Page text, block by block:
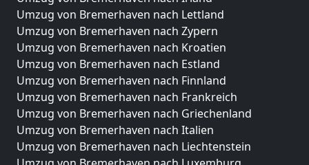
Umzug von Bremerhaven nach Lettland
Umzug von Bremerhaven nach Zypern
Umzug von Bremerhaven nach Kroatien
Umzug von Bremerhaven nach Estland
Umzug von Bremerhaven nach Finnland
Umzug von Bremerhaven nach Frankreich
Umzug von Bremerhaven nach Griechenland
Umzug von Bremerhaven nach Italien
Umzug von Bremerhaven nach Liechtenstein